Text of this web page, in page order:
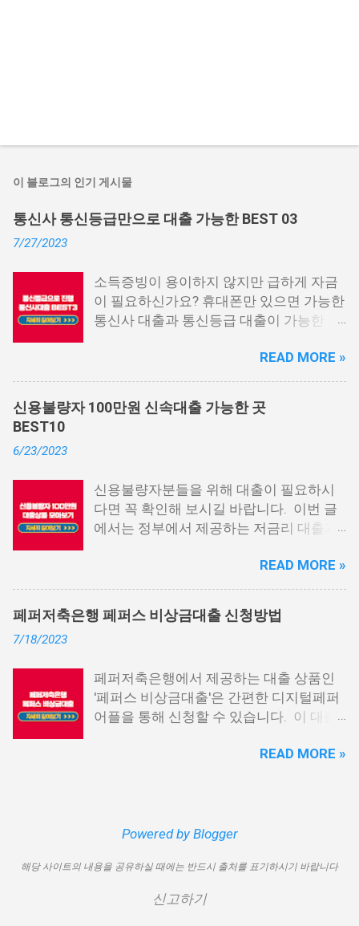
이 블로그의 인기 게시물
통신사 통신등급만으로 대출 가능한 BEST 03
7/27/2023
소득증빙이 용이하지 않지만 급하게 자금
이 필요하신가요? 휴대폰만 있으면 가능한
통신사 대출과 통신등급 대출이 가능한 곳
신사 대출이란? 급히 자금이 필요한 상황
이 발생하면, 때로는 소액 대출을 고려해야
할 수도 있습니다. 하지만 이직 준비로 인
해 무직 상태이거나 소득 증빙이 어려운 상
대출 상품은 휴대폰만 있으면 간편하게 신
청할 수 있으며, 통신 등급에 따라 대출이
가능합니다. 마치 신용등급처럼 등급별로
부 내역과 장기간에 걸쳐 통신사를 이용한
우량한 고객이면, 추가 혜택도 받을 수 있
습니다. 급히 자금이 필요한 경우, 소액 대
해야 할 수도 있습니다. 그러나 통신사 대
출을 고민해보셨다면, 무직자에게는 매우
기쁜 소식일 것입니다. 통신사 대출은 휴대
통신 사용량을 토대로 신용 등급을 부여하
다. 통신사 대출 및 통신 등급 대출이 가능
한 모바일 간편 대출 상품에 대한 안내를
가능한 곳 BEST03 1. 핀크 생활비 대출 핀
READ MORE »
신용불량자 100만원 신속대출 가능한 곳
BEST10
6/23/2023
신용불량자분들을 위해 대출이 필요하시
다면 꼭 확인해 보시길 바랍니다. 이번 글
에서는 정부에서 제공하는 저금리 대출과
상위 10개 상품을 추천해 드립니다. 📌 목
차 1. 소액생계비대출: 연체자 100만원 대
출 2. 신용회복위원회 성실상환자대출 3.
신용회복위원회 비대면 간편대출 4. 햇살
7. 국민행복기금 소액대출 8. 웰컴저축은
행 웰컴희망대출 9. 미래크레디트대부 10.
신용불량자 자동차담보대출 11. 결론 1. 소
생계비대출은 2023년 3월부터 시작된 정
니다. 단, 한정된 예산으로 가장 취약한 계
대 100만원으로 제한됩니다. 대출 기간은
1년이며, 대출금에 대해 연 15.9%의 금리
READ MORE »
페퍼저축은행 페퍼스 비상금대출 신청방법
7/18/2023
페퍼저축은행에서 제공하는 대출 상품인
'페퍼스 비상금대출'은 간편한 디지털페퍼
어플을 통해 신청할 수 있습니다. 이 대출
출 한도를 제공하며, 프리랜서 분들과 같이
출 상품은 최대 500만원까지 대출 가능하
대출 기간은 3년으로 정해져 있으며, 대출
자격은 추정소득 증빙 가능한 모든 분들이
이용 가능합니다. 페퍼스 비상금대출 이외
READ MORE »
Powered by Blogger
해당 사이트의 내용을 공유하실 때에는 반드시 출처를 표기하시기 바랍니다
신고하기